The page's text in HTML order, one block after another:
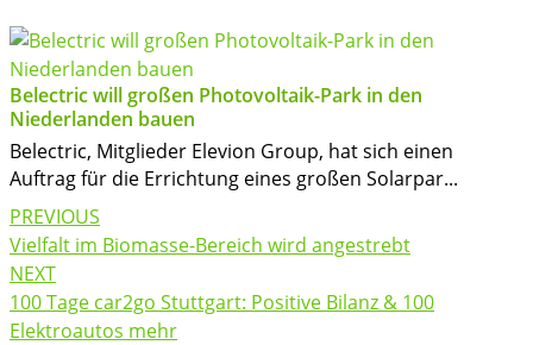
Belectric will großen Photovoltaik-Park in den
Niederlanden bauen
Belectric, Mitglieder Elevion Group, hat sich einen
Auftrag für die Errichtung eines großen Solarpar...
Post
navigation
PREVIOUS
Vielfalt im Biomasse-Bereich wird angestrebt
NEXT
100 Tage car2go Stuttgart: Positive Bilanz & 100
Elektroautos mehr